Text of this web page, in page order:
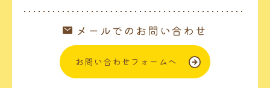
メールでのお問い合わせ
お問い合わせフォームへ